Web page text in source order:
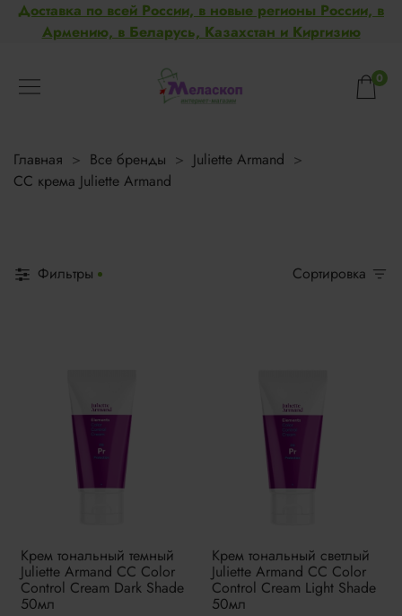
Доставка по всей России, в новые регионы России, в
Армению, в Беларусь, Казахстан и Киргизию
0
Главная Все бренды
Juliette Armand
CC крема Juliette Armand
Фильтры Сортировка
Крем тональный темный
Juliette Armand СС Color
Control Cream Dark Shade
50мл
Крем тональный светлый
Juliette Armand СС Color
Control Cream Light Shade
50мл